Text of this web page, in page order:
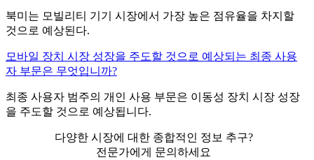
북미는 모빌리티 기기 시장에서 가장 높은 점유율을 차지할
것으로 예상된다.
모바일 장치 시장 성장을 주도할 것으로 예상되는 최종 사용
자 부문은 무엇입니까?
최종 사용자 범주의 개인 사용 부문은 이동성 장치 시장 성장
을 주도할 것으로 예상됩니다.
다양한 시장에 대한 종합적인 정보 추구?
전문가에게 문의하세요